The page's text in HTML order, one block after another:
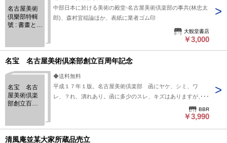
名古屋美術
倶樂部特輯
號 : 書畫と骨
中部日本に於ける美術の殿堂-名古屋美術倶楽部の事共(林忠太
郎)、森村宜稲論ほか、表紙に業者ゴム印
大観堂書店
￥3,000
名宝 名古屋美術倶楽部創立百周年記念
名宝 名古
屋美術倶楽
部創立百周
◆送料無料
平成１７年１版。名古屋美術倶楽部 函にヤケ、シミ、ワ
レ、？れ、潰れあり。函に多少のスレ、キズはありますが、中
BBR
￥3,990
清風庵並某大家所蔵品売立